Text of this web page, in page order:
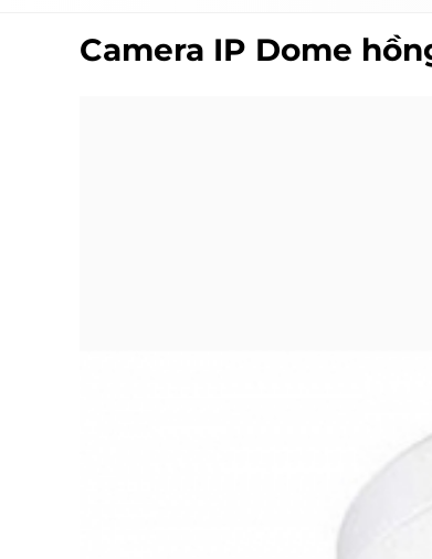
Camera IP Dome